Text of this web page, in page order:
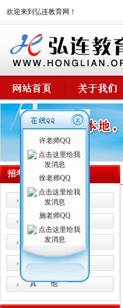
欢迎来到弘连教育网！
招考公告
公 务 员
事业单位
卫生系统
教师招考
其 他
许老师QQ
徐老师QQ
施老师QQ